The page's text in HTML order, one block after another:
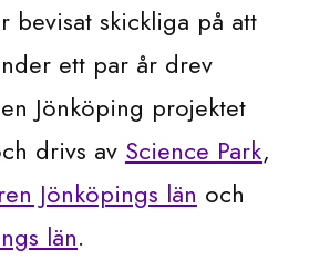
bevisat skickliga på att
ett par år drev
Jönköping projektet
drivs av Science Park,
Jönköpings län och
län.